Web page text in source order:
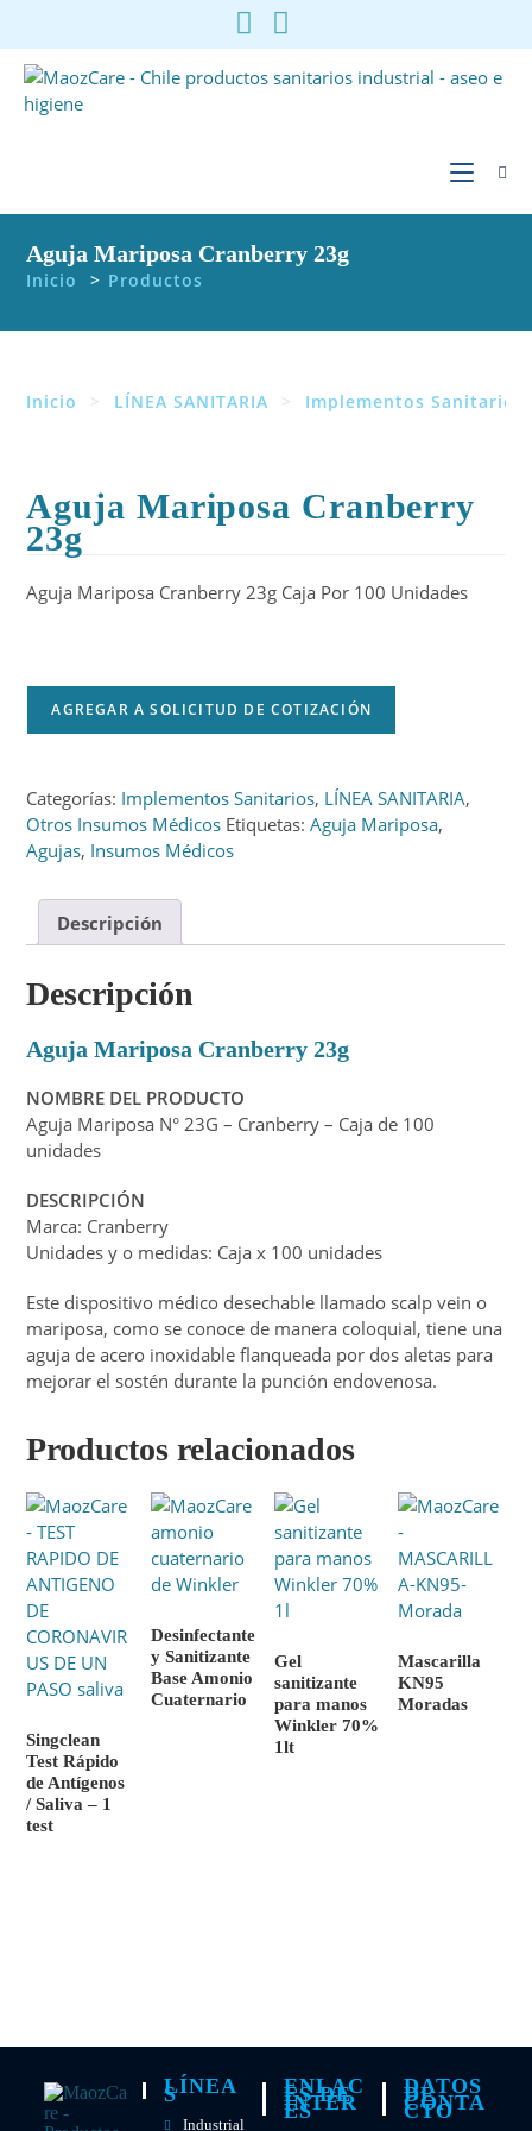
contenido
Aguja Mariposa Cranberry 23g
Inicio > Productos
Inicio LÍNEA SANITARIA Implementos Sanitarios
Aguja Mariposa Cranberry
23g
Aguja Mariposa Cranberry 23g Caja Por 100 Unidades
AGREGAR A SOLICITUD DE COTIZACIÓN
Categorías: Implementos Sanitarios, LÍNEA SANITARIA,
Otros Insumos Médicos Etiquetas:Aguja Mariposa,
Agujas, Insumos Médicos
Descripción
Descripción
Aguja Mariposa Cranberry 23g
NOMBRE DEL PRODUCTO
Aguja Mariposa N° 23G – Cranberry – Caja de 100
unidades
DESCRIPCIÓN
Marca: Cranberry
Unidades y o medidas: Caja x 100 unidades
Este dispositivo médico desechable llamado scalp vein o
mariposa, como se conoce de manera coloquial, tiene una
aguja de acero inoxidable flanqueada por dos aletas para
mejorar el sostén durante la punción endovenosa.
Productos relacionados
Singclean
Test Rápido
de Antígenos
/ Saliva – 1
test
Desinfectante
y Sanitizante
Base Amonio
Cuaternario
Gel
sanitizante
para manos
Winkler 70%
1lt
Mascarilla
KN95
Moradas
LÍNEA
S
Industrial
ENLAC
ES DE
INTER
ES
DATOS
DE
CONTA
CTO